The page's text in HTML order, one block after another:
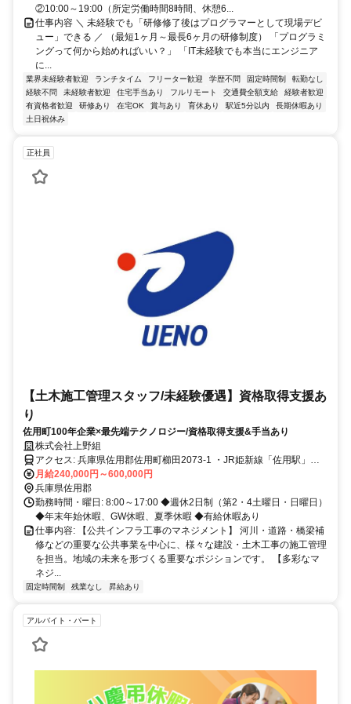
②10:00～19:00（所定労働時間8時間、休憩6...
仕事内容 ＼ 未経験でも「研修修了後はプログラマーとして現場デビ
ュー」できる ／ （最短1ヶ月～最長6ヶ月の研修制度） 「プログラミ
ングって何から始めればいい？」 「IT未経験でも本当にエンジニア
に...
業界未経験者歓迎 ランチタイム フリーター歓迎 学歴不問 固定時間制
転勤なし
経験不問
未経験者歓迎 住宅手当あり フルリモート 交通費全額支給
経験者歓迎
有資格者歓迎
研修あり 在宅OK 賞与あり 育休あり 駅近5分以内
長期休暇あり
土日祝休み
正社員
【土木施工管理スタッフ/未経験優遇】資格取得支援あ
り
佐用町100年企業×最先端テクノロジー/資格取得支援&手当あり
株式会社上野組
アクセス: 兵庫県佐用郡佐用町櫛田2073-1 ・JR姫新線「佐用駅」か
ら車で約10分 ・中国自動車道「山崎IC」から約20分 ・智頭急行智頭
線 久崎駅より徒歩10分
月給240,000円～600,000円
兵庫県佐用郡
勤務時間・曜日: 8:00～17:00 ◆週休2日制（第2・4土曜日・日曜日）
◆年末年始休暇、GW休暇、夏季休暇 ◆有給休暇あり
仕事内容: 【公共インフラ工事のマネジメント】 河川・道路・橋梁補
修などの重要な公共事業を中心に、様々な建設・土木工事の施工管理
を担当。地域の未来を形づくる重要なポジションです。 【多彩なマ
ネジ...
固定時間制 残業なし 昇給あり
アルバイト・パート